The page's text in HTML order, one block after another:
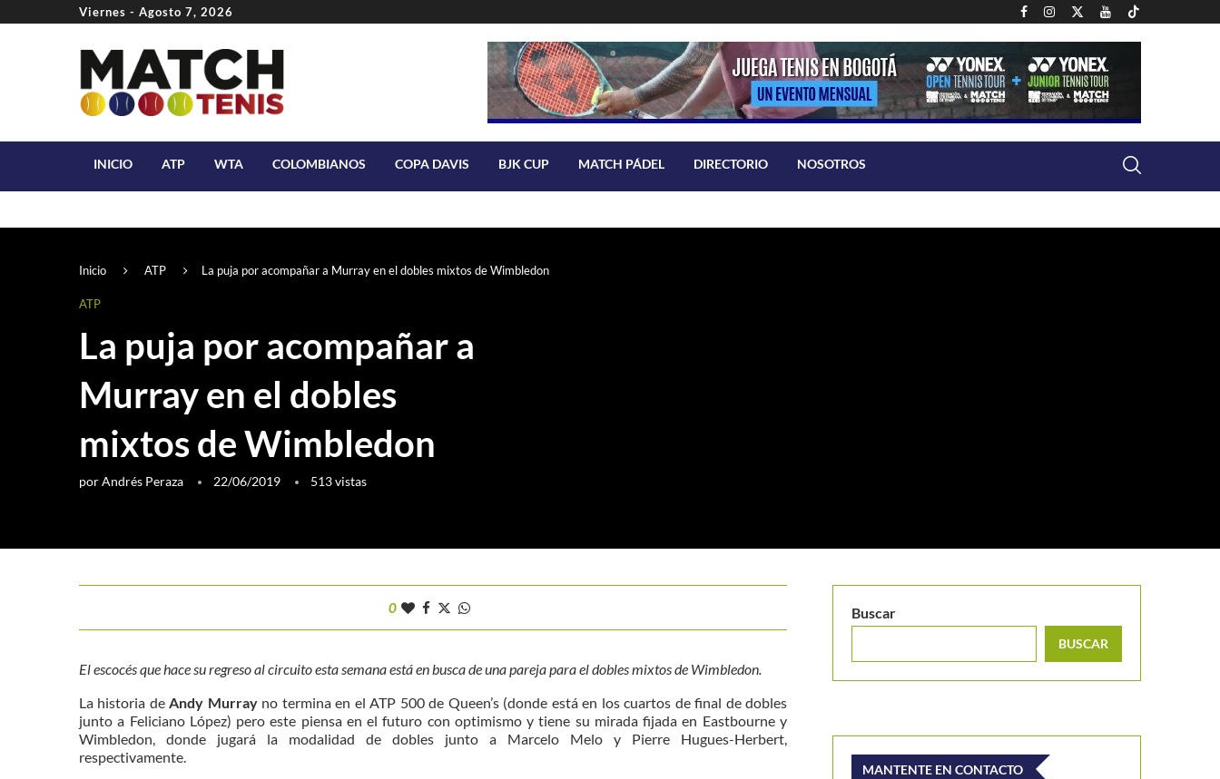
Viernes - Agosto 7, 2026
INICIO ATP WTA COLOMBIANOS COPA DAVIS BJK CUP MATCH PÁDEL DIRECTORIO NOSOTROS
Inicio ATP La puja por acompañar a Murray en el dobles mixtos de Wimbledon
ATP
La puja por acompañar a
Murray en el dobles
mixtos de Wimbledon
porAndrés Peraza 22/06/2019 513vistas
0
El escocés que hace su regreso al circuito esta semana está en busca de una pareja para el dobles mixtos de Wimbledon.
La historia deAndy Murrayno termina en el ATP 500 de Queen’s (donde está en los cuartos de final de dobles
junto a Feliciano López) pero este piensa en el futuro con optimismo y tiene su mirada fijada en Eastbourne y
Wimbledon, donde jugará la modalidad de dobles junto a Marcelo Melo y Pierre Hugues-Herbert,
respectivamente.
Buscar
BUSCAR
MANTENTE EN CONTACTO